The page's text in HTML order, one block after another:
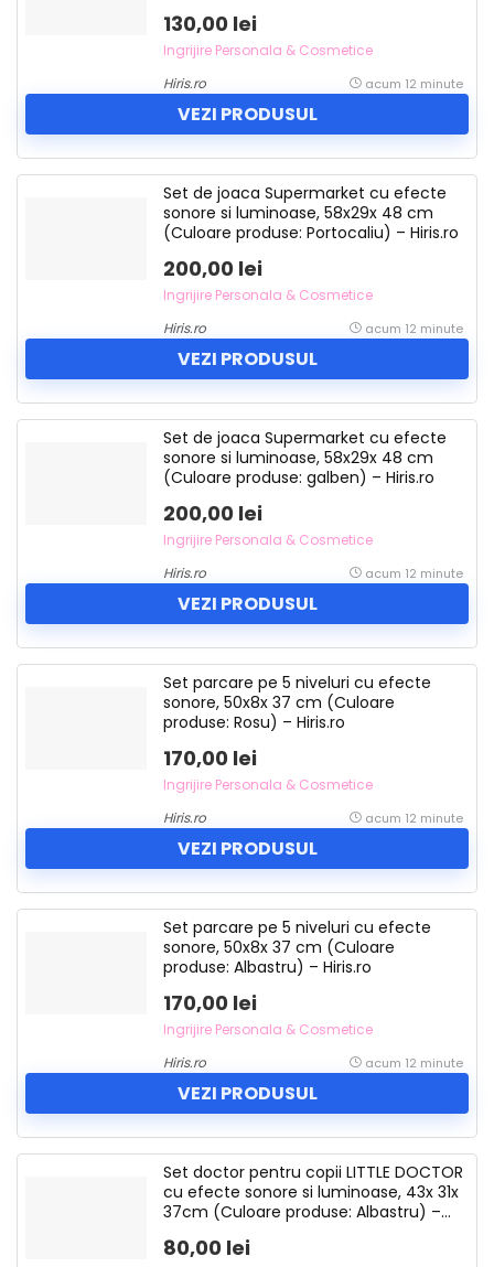
130,00 lei
Ingrijire Personala & Cosmetice
Hiris.ro
acum 12 minute
VEZI PRODUSUL
Set de joaca Supermarket cu efecte
sonore si luminoase, 58x29x 48 cm
(Culoare produse: Portocaliu) – Hiris.ro
200,00 lei
Ingrijire Personala & Cosmetice
Hiris.ro
acum 12 minute
VEZI PRODUSUL
Set de joaca Supermarket cu efecte
sonore si luminoase, 58x29x 48 cm
(Culoare produse: galben) – Hiris.ro
200,00 lei
Ingrijire Personala & Cosmetice
Hiris.ro
acum 12 minute
VEZI PRODUSUL
Set parcare pe 5 niveluri cu efecte
sonore, 50x8x 37 cm (Culoare
produse: Rosu) – Hiris.ro
170,00 lei
Ingrijire Personala & Cosmetice
Hiris.ro
acum 12 minute
VEZI PRODUSUL
Set parcare pe 5 niveluri cu efecte
sonore, 50x8x 37 cm (Culoare
produse: Albastru) – Hiris.ro
170,00 lei
Ingrijire Personala & Cosmetice
Hiris.ro
acum 12 minute
VEZI PRODUSUL
Set doctor pentru copii LITTLE DOCTOR
cu efecte sonore si luminoase, 43x 31x
37cm (Culoare produse: Albastru) –
80,00 lei